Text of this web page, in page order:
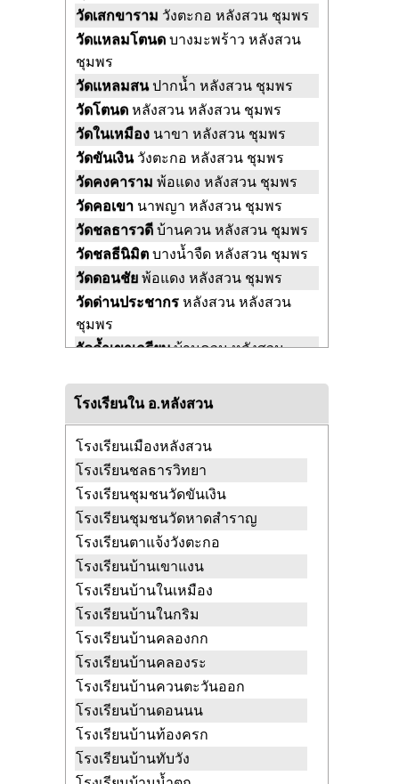
วัดเสกขาราม วังตะกอ หลังสวน ชุมพร
วัดแหลมโตนดบางมะพร้าว หลังสวน
ชุมพร
วัดแหลมสนปากน้ำ หลังสวน ชุมพร
วัดโตนดหลังสวน หลังสวน ชุมพร
วัดในเหมือง นาขา หลังสวน ชุมพร
วัดขันเงิน วังตะกอ หลังสวน ชุมพร
วัดคงคารามพ้อแดง หลังสวน ชุมพร
วัดคอเขา นาพญา หลังสวน ชุมพร
วัดชลธารวดีบ้านควน หลังสวน ชุมพร
วัดชลธีนิมิตบางน้ำจืด หลังสวน ชุมพร
วัดดอนชัยพ้อแดง หลังสวน ชุมพร
วัดด่านประชากรหลังสวน หลังสวน
ชุมพร
วัดถ้ำเขาเกรียบบ้านควน หลังสวน
วัดถ้ำเขาเงิน
ท่ามะพลา หลังสวน ชุมพร
วัดทัพชัยแหลมทราย หลังสวน ชุมพร
วัดธัมมังบ้านควน หลังสวน ชุมพร
วัดนพคุณนาขา หลังสวน ชุมพร
วัดนาทิการามบางมะพร้าว หลังสวน
ชุมพร
วัดนาบุญนาพญา หลังสวน ชุมพร
วัดน้ำลอดบางน้ำจืด หลังสวน ชุมพร
วัดบรรพตวิสัยบางมะพร้าว หลังสวน
ชุมพร
วัดบ่อคุณแหลมทราย หลังสวน ชุมพร
วัดประสาทนิกร
ขันเงิน หลังสวน ชุมพร
วัดพะเนียด
วัดพิชัยธาราราม
ชุมพร
วัดราษฎร์บำรุง
โรงเรียนใน อ.หลังสวน
โรงเรียนเมืองหลังสวน
โรงเรียนชลธารวิทยา
โรงเรียนชุมชนวัดขันเงิน
โรงเรียนชุมชนวัดหาดสำราญ
โรงเรียนตาแจ้งวังตะกอ
โรงเรียนบ้านเขาแงน
โรงเรียนบ้านในเหมือง
โรงเรียนบ้านในกริม
โรงเรียนบ้านคลองกก
โรงเรียนบ้านคลองระ
โรงเรียนบ้านควนตะวันออก
โรงเรียนบ้านดอนนน
โรงเรียนบ้านท้องครก
โรงเรียนบ้านทับวัง